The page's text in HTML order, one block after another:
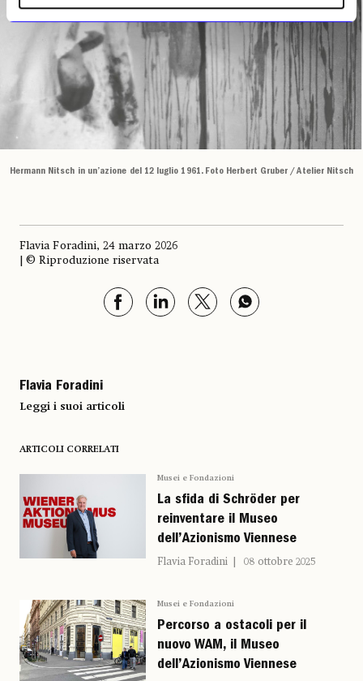
Hermann Nitsch in un’azione del 12 luglio 1961. Foto Herbert Gruber / Atelier Nitsch
Flavia Foradini, 24 marzo 2026
| © Riproduzione riservata
Flavia Foradini
Leggi i suoi articoli
ARTICOLI CORRELATI
Musei e Fondazioni
La sfida di Schröder per
reinventare il Museo
dell’Azionismo Viennese
Flavia Foradini 08 ottobre 2025
Musei e Fondazioni
Percorso a ostacoli per il
nuovo WAM, il Museo
dell’Azionismo Viennese